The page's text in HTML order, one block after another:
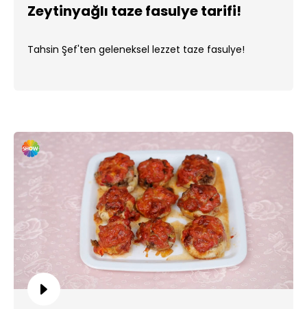
Zeytinyağlı taze fasulye tarifi!
Tahsin Şef'ten geleneksel lezzet taze fasulye!